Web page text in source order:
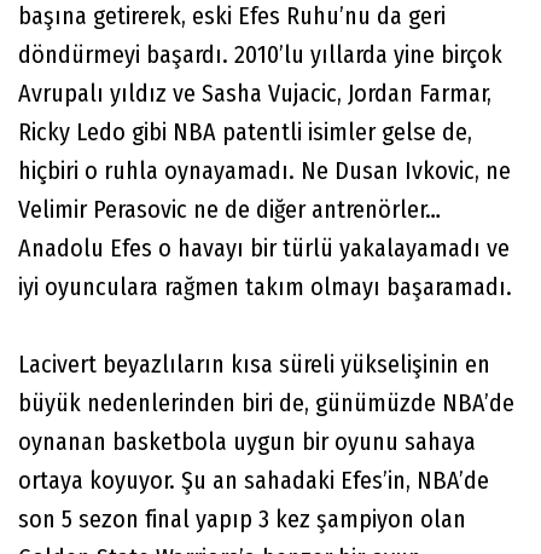
başına getirerek, eski Efes Ruhu’nu da geri
döndürmeyi başardı. 2010’lu yıllarda yine birçok
Avrupalı yıldız ve Sasha Vujacic, Jordan Farmar,
Ricky Ledo gibi NBA patentli isimler gelse de,
hiçbiri o ruhla oynayamadı. Ne Dusan Ivkovic, ne
Velimir Perasovic ne de diğer antrenörler…
Anadolu Efes o havayı bir türlü yakalayamadı ve
iyi oyunculara rağmen takım olmayı başaramadı.
Lacivert beyazlıların kısa süreli yükselişinin en
büyük nedenlerinden biri de, günümüzde NBA’de
oynanan basketbola uygun bir oyunu sahaya
ortaya koyuyor. Şu an sahadaki Efes’in, NBA’de
son 5 sezon final yapıp 3 kez şampiyon olan